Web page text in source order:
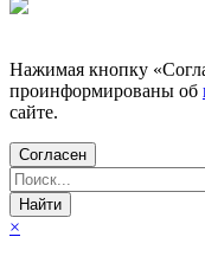
Нажимая кнопку
проинформированы об
сайте.
Согласен
×